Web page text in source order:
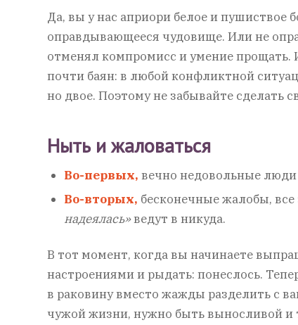
Да, вы у нас априори белое и пушиствое
оправдывающееся чудовище. Или не
отменял компромисс и умение прощать.
почти баян: в любой конфликтной
но двое. Поэтому не забывайте сделать
Ныть и жаловаться
Во-первых, вечно недовольные
Во-вторых, бесконечные жалобы, все
надеялась»ведут в никуда.
В тот момент, когда вы начинаете
настроениями и рыдать: понеслось.
в раковину вместо жажды разделить с
чужой жизни, нужно быть выносливой и